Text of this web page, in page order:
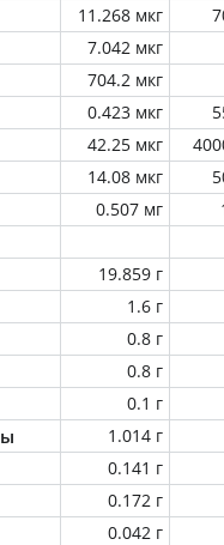
11.268 мкг
7.042 мкг
704.2 мкг
0.423 мкг
42.25 мкг
14.08 мкг
0.507 мг
19.859 г
1.6 г
0.8 г
0.8 г
0.1 г
1.014 г
0.141 г
0.172 г
0.042 г